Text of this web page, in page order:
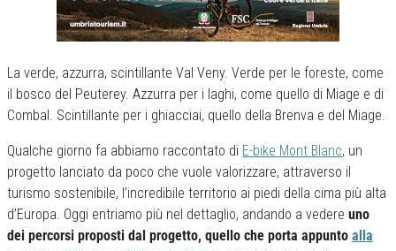
La verde, azzurra, scintillante Val Veny. Verde per le foreste, come
il bosco del Peuterey. Azzurra per i laghi, come quello di Miage e di
Combal. Scintillante per i ghiacciai, quello della Brenva e del Miage.
Qualche giorno fa abbiamo raccontato di E-bike Mont Blanc, un
progetto lanciato da poco che vuole valorizzare, attraverso il
turismo sostenibile, l’incredibile territorio ai piedi della cima più alta
d’Europa. Oggi entriamo più nel dettaglio, andando a vedere uno
dei percorsi proposti dal progetto, quello che porta appunto alla